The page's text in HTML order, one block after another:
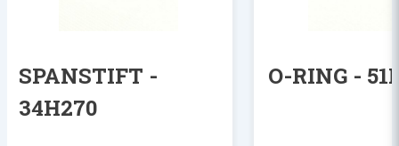
SPANSTIFT -
34H270
O-RING -